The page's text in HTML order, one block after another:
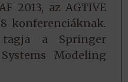
2013, az AGTIVE
konferenciáknak.
tagja a Springer
Modeling